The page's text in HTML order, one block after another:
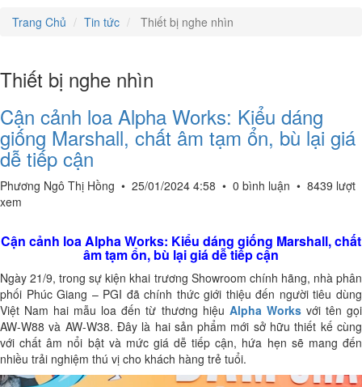
Trang Chủ
Tin tức Thiết bị nghe nhìn
Thiết bị nghe nhìn
Cận cảnh loa Alpha Works: Kiểu dáng
giống Marshall, chất âm tạm ổn, bù lại giá
dễ tiếp cận
Phương Ngô Thị Hồng • 25/01/2024 4:58 • 0 bình luận • 8439 lượt
xem
Cận cảnh loa Alpha Works: Kiểu dáng giống Marshall, chất
âm tạm ổn, bù lại giá dễ tiếp cận
Ngày 21/9, trong sự kiện khai trương Showroom chính hãng, nhà phân
phối Phúc Giang – PGI đã chính thức giới thiệu đến người tiêu dùng
Việt Nam hai mẫu loa đến từ thương hiệu Alpha Worksvới tên gọi
AW-W88 và AW-W38. Đây là hai sản phẩm mới sở hữu thiết kế cùng
với chất âm nổi bật và mức giá dễ tiếp cận, hứa hẹn sẽ mang đến
nhiều trải nghiệm thú vị cho khách hàng trẻ tuổi.